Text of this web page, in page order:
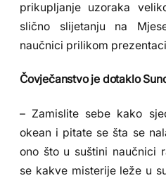
prikupljanje uzoraka
slično slijetanju na
naučnici prilikom
Čovječanstvo je dotaklo
– Zamislite sebe kako
okean i pitate se šta se
ono što u suštini naučnici
se kakve misterije leže u